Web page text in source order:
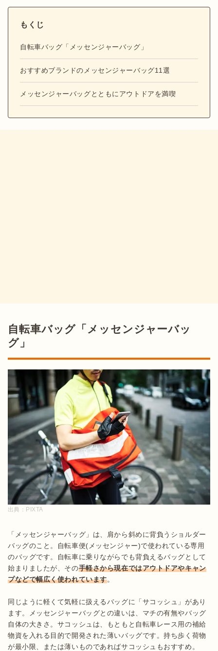
もくじ
自転車バッグ「メッセンジャーバッグ」
おすすめブランドのメッセンジャーバッグ11選
メッセンジャーバッグとともにアウトドアを満喫
自転車バッグ「メッセンジャーバッ
グ」
出典： PIXTA
「メッセンジャーバッグ」は、肩から斜めに背負うショルダー
バッグのこと。自転車便(メッセンジャー)で使われている専用
のバッグです。自転車に乗りながらでも背負えるバッグとして
始まりましたが、その手軽さから現在ではアウトドアやキャン
プなどで幅広く使われています。
同じように軽くて気軽に扱えるバッグに「サコッシュ」があり
ます。メッセンジャーバッグとの違いは、マチの有無やバッグ
自体の大きさ。サコッシュは、もともと自転車レース用の補給
物資を入れる目的で開発された薄いバッグです。持ち歩く荷物
が最小限、または薄いものであればサコッシュもおすすめ。